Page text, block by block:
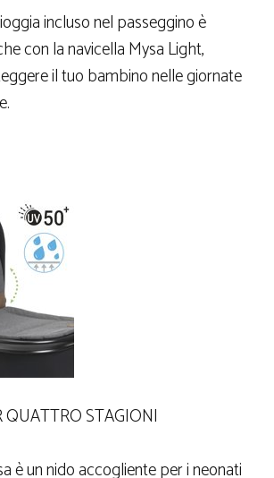
incluso nel passeggino è
con la navicella Mysa Light,
il tuo bambino nelle giornate
QUATTRO STAGIONI
è un nido accogliente per i neonati